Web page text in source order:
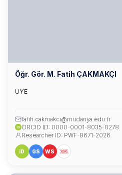
Öğr. Gör. M. Fatih ÇAKMAKÇI
ÜYE
fatih.cakmakci@mudanya.edu.tr
iD ORCID ID: 0000-0001-8035-0278
Researcher ID: PWF-8671-2026
iD GS WS